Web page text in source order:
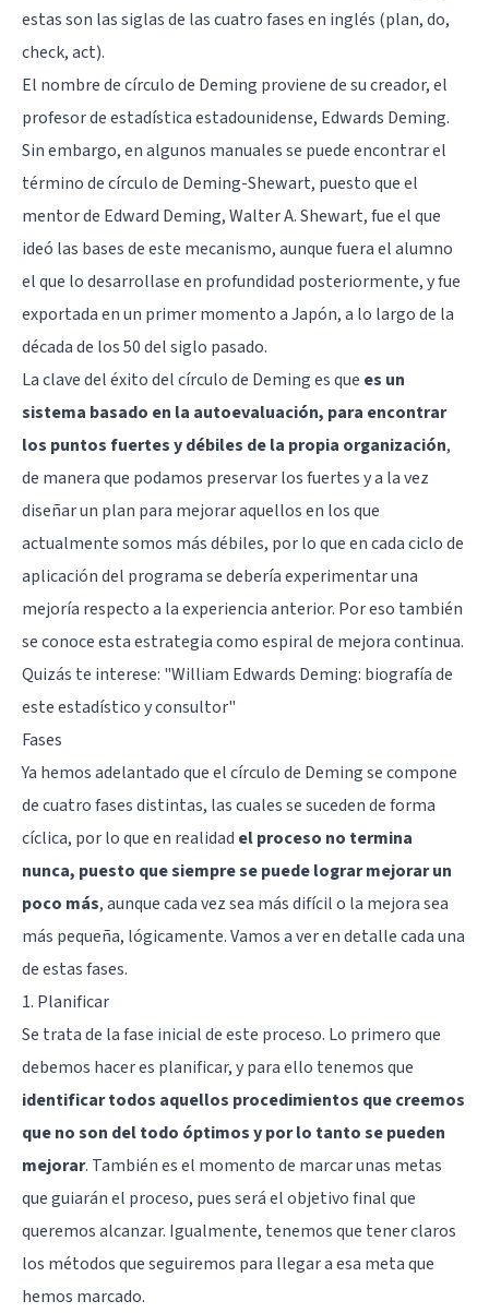
estas son las siglas de las cuatro fases en inglés (plan, do,
check, act).
El nombre de círculo de Deming proviene de su creador, el
profesor de estadística estadounidense, Edwards Deming.
Sin embargo, en algunos manuales se puede encontrar el
término de círculo de Deming-Shewart, puesto que el
mentor de Edward Deming, Walter A. Shewart, fue el que
ideó las bases de este mecanismo, aunque fuera el alumno
el que lo desarrollase en profundidad posteriormente, y fue
exportada en un primer momento a Japón, a lo largo de la
década de los 50 del siglo pasado.
La clave del éxito del círculo de Deming es que es un
sistema basado en la autoevaluación, para encontrar
los puntos fuertes y débiles de la propia organización,
de manera que podamos preservar los fuertes y a la vez
diseñar un plan para mejorar aquellos en los que
actualmente somos más débiles, por lo que en cada ciclo de
aplicación del programa se debería experimentar una
mejoría respecto a la experiencia anterior. Por eso también
se conoce esta estrategia como espiral de mejora continua.
Quizás te interese: "William Edwards Deming: biografía de
este estadístico y consultor"
Fases
Ya hemos adelantado que el círculo de Deming se compone
de cuatro fases distintas, las cuales se suceden de forma
cíclica, por lo que en realidad el proceso no termina
nunca, puesto que siempre se puede lograr mejorar un
poco más, aunque cada vez sea más difícil o la mejora sea
más pequeña, lógicamente. Vamos a ver en detalle cada una
de estas fases.
1. Planificar
Se trata de la fase inicial de este proceso. Lo primero que
debemos hacer es planificar, y para ello tenemos que
identificar todos aquellos procedimientos que creemos
que no son del todo óptimos y por lo tanto se pueden
mejorar. También es el momento de marcar unas metas
que guiarán el proceso, pues será el objetivo final que
queremos alcanzar. Igualmente, tenemos que tener claros
los métodos que seguiremos para llegar a esa meta que
hemos marcado.